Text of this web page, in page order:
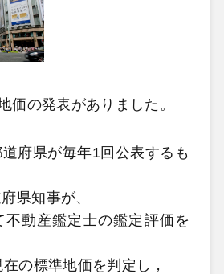
価の発表がありました。
府県が毎年1回公表するも
県知事が、
不動産鑑定士の鑑定評価を
の標準地価を判定し，